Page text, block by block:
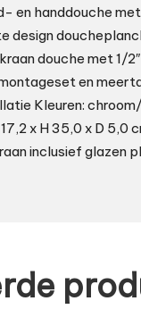
en handdouche
design
douche met 1/
en
Kleuren:
x H 35,0 x D 5,0
inclusief glazen